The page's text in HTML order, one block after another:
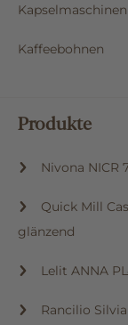
Kapselmaschinen
Kaffeebohnen
Produkte
Nivona
Quick Mill
glänzend
Lelit ANNA
Rancilio